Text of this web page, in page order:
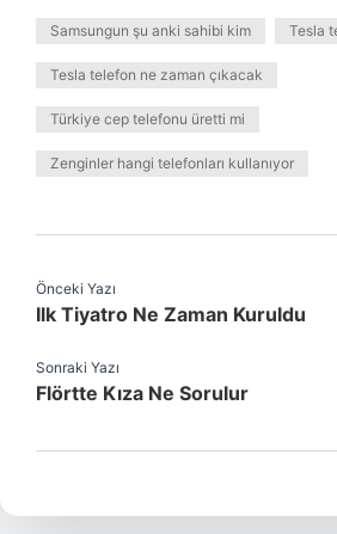
Samsungun şu anki sahibi kim Tesla
Tesla telefon ne zaman çıkacak
Türkiye cep telefonu üretti mi
Zenginler hangi telefonları kullanıyor
Önceki Yazı
Ilk Tiyatro Ne Zaman Kuruldu
Sonraki Yazı
Flörtte Kıza Ne Sorulur